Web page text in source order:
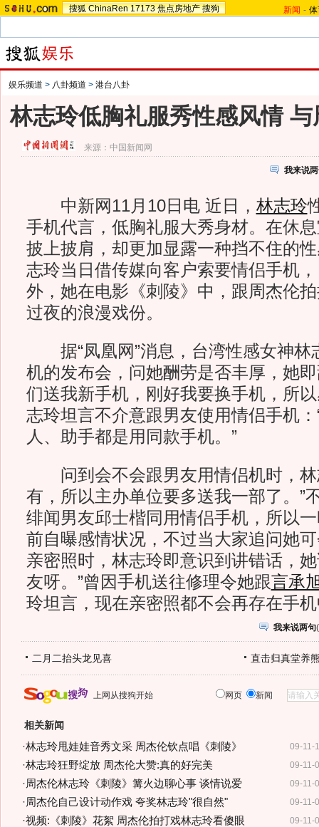
搜狐 ChinaRen 17173 焦点房地产 搜狗 新闻 -
娱乐频道 > 八卦频道 > 港台八卦
林志玲低胸礼服秀性感风情
来源： 中国新闻网
我来说
中新网11月10日电 近日， 林志玲
手机代言，低胸礼服大秀身材。在休
披上披肩，却更加显露一种挡不住的
志玲当日借传媒向客户索要情侣手机
外，她在电影《刺陵》中，跟周杰伦
过夜的浪漫戏份。
据“凤凰网”消息，台湾性感女神林
机的发布会，问她酬劳是否丰厚，她
们送我新手机，刚好我要换手机，所
志玲坦言不介意跟男友使用情侣手机
人、助手都是用同款手机。”
问到会不会跟男友用情侣机时，林
有，所以主办单位要多送我一部了。”
绯闻男友邱士楷同用情侣手机，所以
前自曝感情状况，不过当大家追问她
亲密照时，林志玲即意识到讲错话，
友呀。”曾因手机送往修理令她跟言承
玲坦言，现在亲密照都不会再存在手
我来说两句(
二月二抬头龙见喜 直击归真堂养
上网从搜狗开始 网页 新闻
相关新闻
09-11-
·林志玲甩娃娃音秀文采 周杰伦钦点唱《刺陵》
09-11-
·林志玲狂野绽放 周杰伦大赞:真的好完美
09-11-
·周杰伦林志玲《刺陵》篝火边聊心事 谈情说爱
09-11-
·周杰伦自己设计动作戏 夸奖林志玲"很自然"
09-11-
·视频:《刺陵》花絮 周杰伦拍打戏林志玲看傻眼